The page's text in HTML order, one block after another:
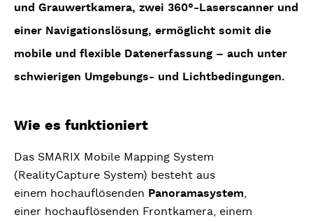
und Grauwertkamera, zwei 360°-Laserscanner und
einer Navigationslösung, ermöglicht somit die
mobile und flexible Datenerfassung – auch unter
schwierigen Umgebungs- und Lichtbedingungen.
Wie es funktioniert
Das SMARIX Mobile Mapping System
(RealityCapture System) besteht aus
einem hochauflösenden Panoramasystem,
einer hochauflösenden Frontkamera, einem